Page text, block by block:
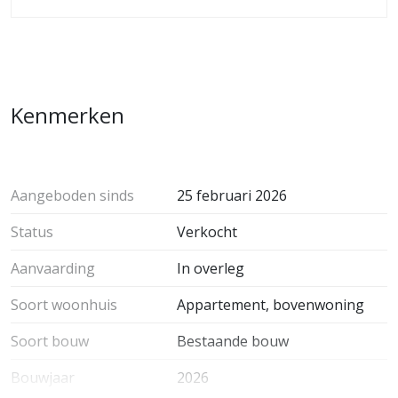
Kenmerken
Aangeboden sinds
25 februari 2026
Status
Verkocht
Aanvaarding
In overleg
Soort woonhuis
Appartement, bovenwoning
Soort bouw
Bestaande bouw
Bouwjaar
2026